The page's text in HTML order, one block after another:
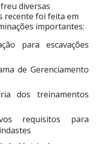
diversas
recente foi feita em
importantes:
para escavações
de Gerenciamento
dos treinamentos
requisitos para